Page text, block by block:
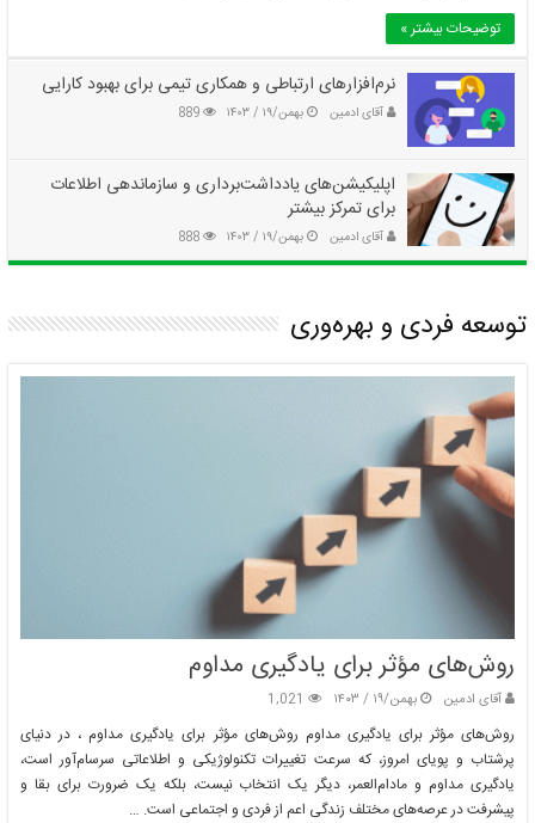
توضیحات بیشتر »
نرم‌افزارهای ارتباطی و همکاری تیمی برای بهبود کارایی
آقای ادمین بهمن/۱۹ / ۱۴۰۳ 889
اپلیکیشن‌های یادداشت‌برداری و سازماندهی اطلاعات
برای تمرکز بیشتر
آقای ادمین بهمن/۱۹ / ۱۴۰۳ 888
توسعه فردی و بهره‌وری
روش‌های مؤثر برای یادگیری مداوم
آقای ادمین بهمن/۱۹ / ۱۴۰۳ 1,021
روش‌های مؤثر برای یادگیری مداوم روش‌های مؤثر برای یادگیری مداوم ، در دنیای
پرشتاب و پویای امروز، که سرعت تغییرات تکنولوژیکی و اطلاعاتی سرسام‌آور است،
یادگیری مداوم و مادام‌العمر، دیگر یک انتخاب نیست، بلکه یک ضرورت برای بقا و
پیشرفت در عرصه‌های مختلف زندگی اعم از فردی و اجتماعی است. …